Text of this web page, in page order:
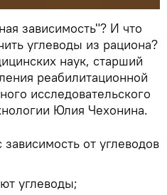
зависимость"? И что
углеводы из рациона?
наук, старший
реабилитационной
исследовательского
Юлия Чехонина.
от углеводов
углеводы;